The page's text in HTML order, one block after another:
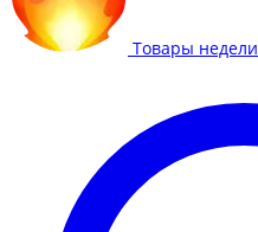
Товары недели